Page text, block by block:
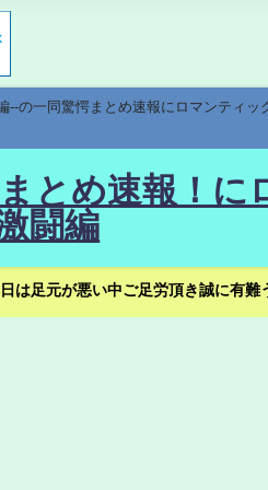
の一同驚愕まとめ速報にロマンティッ
とめ速報！に
闘編
足元が悪い中ご足労頂き誠に有難